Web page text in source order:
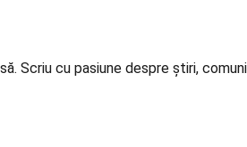
Scriu cu pasiune despre știri,